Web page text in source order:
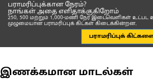
பராமரிப்புக்கான நேரம்?
நாங்கள் அதை எளிதாக்குகிறோம்
250, 500 மற்றும் 1,000-மணி நேர இடைவெளிகள்
முழுமையான பராமரிப்புக் கிட்கள் கிடைக்கின்றன.
பராமரிப்புக்
இணக்கமான மாடல்கள்